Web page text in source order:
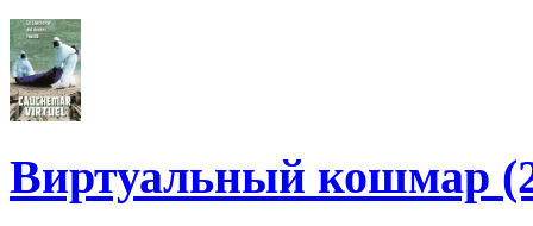
Виртуальный кошмар